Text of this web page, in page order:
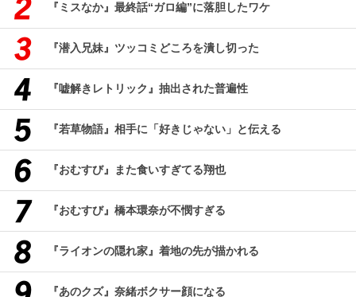
『ミスなか』最終話“ガロ編”に落胆したワケ
『潜入兄妹』ツッコミどころを潰し切った
『嘘解きレトリック』抽出された普遍性
『若草物語』相手に「好きじゃない」と伝える
『おむすび』また食いすぎてる翔也
『おむすび』橋本環奈が不憫すぎる
『ライオンの隠れ家』着地の先が描かれる
『あのクズ』奈緒ボクサー顔になる